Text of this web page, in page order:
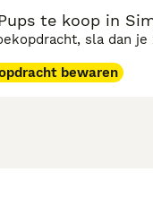
te koop in
sla dan
bewaren